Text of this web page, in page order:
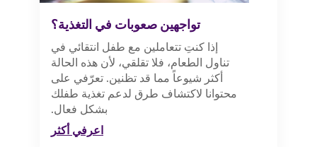
تواجهين صعوبات في التغذية؟
إذا كنتِ تتعاملين مع طفل انتقائي في
تناول الطعام، فلا تقلقي، لأن هذه الحالة
أكثر شيوعاً مما قد تظنين. تعرّفي على
محتوانا لاكتشاف طرق لدعم تغذية طفلك
بشكل فعال.
اعرفي أكثر